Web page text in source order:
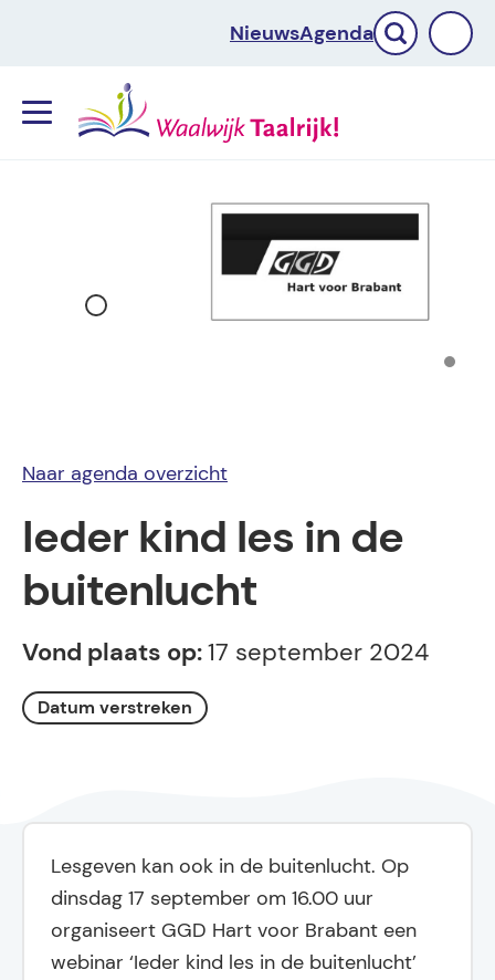
NieuwsAgenda
Menu
Naar agenda overzicht
Ieder kind les in de
buitenlucht
Vond plaats op:17 september 2024
Datum verstreken
Lesgeven kan ook in de buitenlucht. Op
dinsdag 17 september om 16.00 uur
organiseert GGD Hart voor Brabant een
webinar ‘Ieder kind les in de buitenlucht’